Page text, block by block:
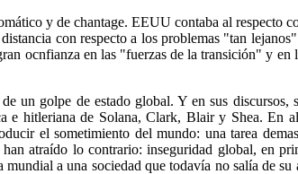
y de chantage. EEUU contaba al respecto
con respecto a los problemas "tan
ocnfianza en las "fuerzas de la transición" y en
un golpe de estado global. Y en sus discursos,
e hitleriana de Solana, Clark, Blair y Shea. En
el sometimiento del mundo: una tarea
atraído lo contrario: inseguridad global, en
a una sociedad que todavía no salía de su